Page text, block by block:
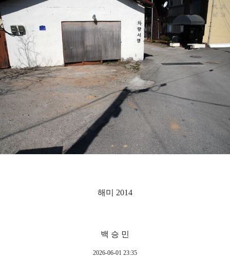
해미 2014
백 승 민
2026-06-01 23:35